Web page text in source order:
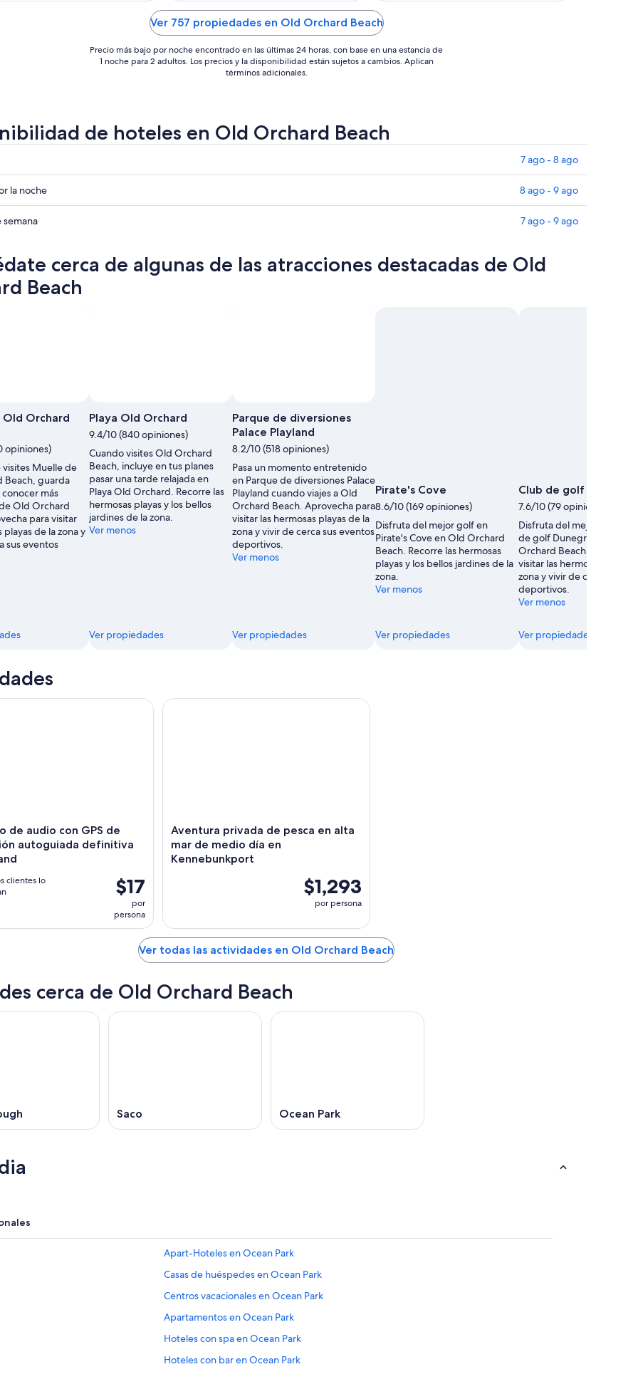
sep
al
2
sep
Ver 757 propiedades en Old Orchard Beach
Precio más bajo por noche encontrado en las últimas 24 horas, con base en una estancia de
1 noche para 2 adultos. Los precios y la disponibilidad están sujetos a cambios. Aplican
términos adicionales.
de hoteles en Old Orchard Beach
7 ago - 8 ago
la noche 8 ago - 9 ago
semana 7 ago - 9 ago
cerca de algunas de las atracciones destacadas de Old
Beach
Orchard
opiniones)
visites Muelle de
Beach, guarda
más
Old Orchard
para visitar
playas de la zona y
sus eventos
Playa Old Orchard
9.4/10 (840 opiniones)
Cuando visites Old Orchard
Beach, incluye en tus planes
pasar una tarde relajada en
Playa Old Orchard. Recorre las
hermosas playas y los bellos
jardines de la zona.
Ver menos
Ver propiedades
Parque de diversiones
Palace Playland
8.2/10 (518 opiniones)
Pasa un momento entretenido
en Parque de diversiones Palace
Playland cuando viajes a Old
Orchard Beach. Aprovecha para
visitar las hermosas playas de la
zona y vivir de cerca sus eventos
deportivos.
Ver menos
Ver propiedades
Pirate's Cove
8.6/10 (169 opiniones)
Disfruta del mejor golf en
Pirate's Cove en Old Orchard
Beach. Recorre las hermosas
playas y los bellos jardines de la
zona.
Ver menos
Ver propiedades
Club de golf
7.6/10 (79 opiniones)
Disfruta del mejor golf en
de golf Dunegrass en Old
Orchard Beach.
visitar las hermosas playas
zona y vivir de cerca sus
deportivos.
Ver menos
Ver propiedades
de audio con GPS de
autoguiada definitiva
$17
por
persona
clientes lo
audio con GPS de conducción autoguiada definitiva de Portland
Aventura privada de pesca en alta
mar de medio día en
Kennebunkport
$1,293
por persona
Aventura privada de pesca en alta mar de medio día en Kennebunkport
Ver todas las actividades en Old Orchard Beach
cerca de Old Orchard Beach
Saco Ocean Park
Apart-Hoteles en Ocean Park
Casas de huéspedes en Ocean Park
Centros vacacionales en Ocean Park
Apartamentos en Ocean Park
Hoteles con spa en Ocean Park
Hoteles con bar en Ocean Park